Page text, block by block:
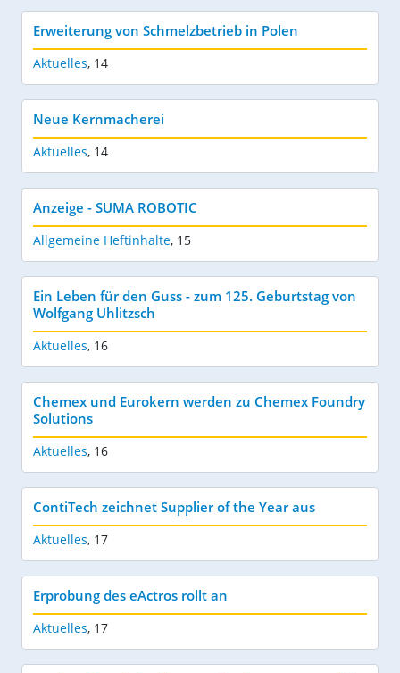
Erweiterung von Schmelzbetrieb in Polen
Aktuelles, 14
Neue Kernmacherei
Aktuelles, 14
Anzeige - SUMA ROBOTIC
Allgemeine Heftinhalte, 15
Ein Leben für den Guss - zum 125. Geburtstag von
Wolfgang Uhlitzsch
Aktuelles, 16
Chemex und Eurokern werden zu Chemex Foundry
Solutions
Aktuelles, 16
ContiTech zeichnet Supplier of the Year aus
Aktuelles, 17
Erprobung des eActros rollt an
Aktuelles, 17